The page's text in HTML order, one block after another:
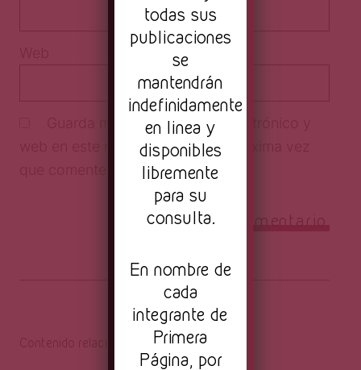
Guarda mi nombre, correo electrónico y
web en este navegador para la próxima vez
todas sus
publicaciones
se
mantendrán
indefinidamente
en linea y
disponibles
libremente
para su
consulta.
En nombre de
cada
integrante de
Primera
Página, por